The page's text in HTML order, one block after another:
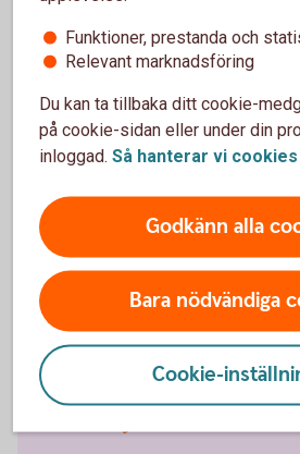
*Rabatten gäller för Bil, Lätt
har försäkringen Villahem, Villa
Anmäl
Har olyckan varit
Funktioner, prestanda och
Relevant marknadsföring
Du kan ta tillbaka ditt cookie-
på cookie-sidan eller under din
inloggad. Så hanterar vi cookies
Godkänn alla
Bara nödvändiga
Cookie-